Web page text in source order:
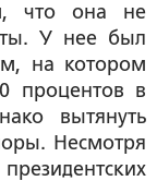
что она не
У нее был
на котором
процентов в
вытянуть
Несмотря